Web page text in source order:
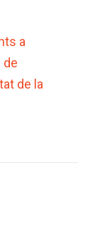
a
de
de la